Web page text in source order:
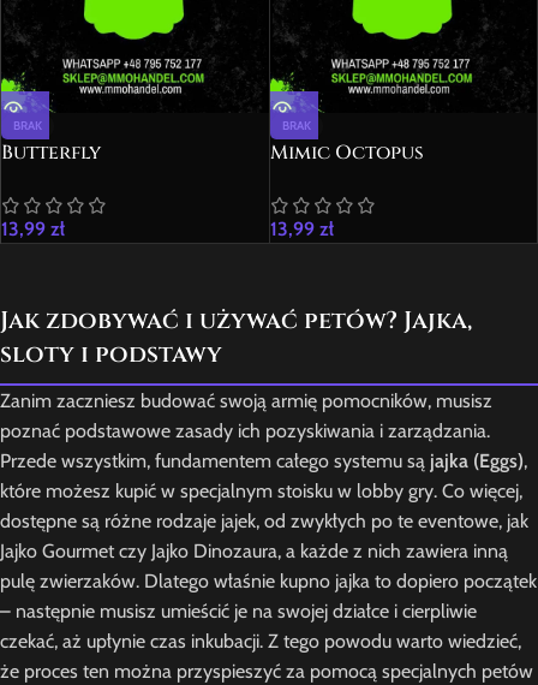
BRAK
Butterfly
13,99 zł
BRAK
Mimic Octopus
13,99 zł
Jak zdobywać i używać petów? Jajka,
sloty i podstawy
Zanim zaczniesz budować swoją armię pomocników, musisz
poznać podstawowe zasady ich pozyskiwania i zarządzania.
Przede wszystkim, fundamentem całego systemu są jajka (Eggs),
które możesz kupić w specjalnym stoisku w lobby gry. Co więcej,
dostępne są różne rodzaje jajek, od zwykłych po te eventowe, jak
Jajko Gourmet czy Jajko Dinozaura, a każde z nich zawiera inną
pulę zwierzaków. Dlatego właśnie kupno jajka to dopiero początek
– następnie musisz umieścić je na swojej działce i cierpliwie
czekać, aż upłynie czas inkubacji. Z tego powodu warto wiedzieć,
że proces ten można przyspieszyć za pomocą specjalnych petów